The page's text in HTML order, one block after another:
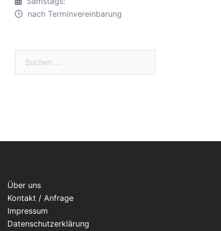
nach Terminvereinbarung
Über uns
Kontakt / Anfrage
Impressum
Datenschutzerklärung